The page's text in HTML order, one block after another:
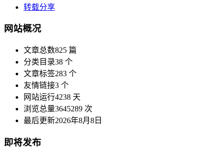
转载分享
网站概况
文章总数825 篇
分类目录38 个
文章标签283 个
友情链接3 个
网站运行4238 天
浏览总量3645289 次
最后更新2026年8月8日
即将发布